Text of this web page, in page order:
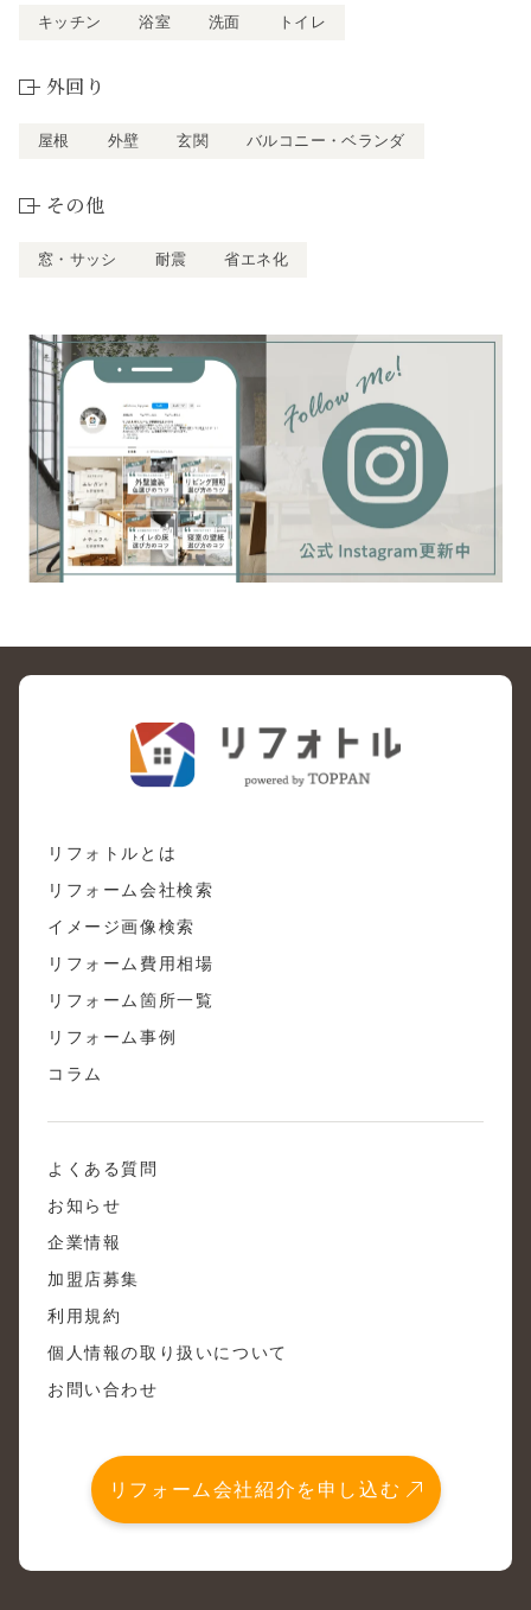
キッチン 浴室 洗面 トイレ
外回り
屋根 外壁 玄関 バルコニー・ベランダ
その他
窓・サッシ 耐震 省エネ化
リフォトルとは
リフォーム会社検索
イメージ画像検索
リフォーム費用相場
リフォーム箇所一覧
リフォーム事例
コラム
よくある質問
お知らせ
企業情報
加盟店募集
利用規約
個人情報の取り扱いについて
お問い合わせ
リフォーム会社紹介を申し込む